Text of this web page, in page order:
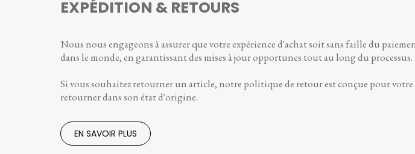
EXPÉDITION & RETOURS
Nous nous engageons à assurer que votre expérience d'achat soit sans faille du
dans le monde, en garantissant des mises à jour opportunes tout au long du processus.
Si vous souhaitez retourner un article, notre politique de retour est conçue pour
retourner dans son état d'origine.
EN SAVOIR PLUS